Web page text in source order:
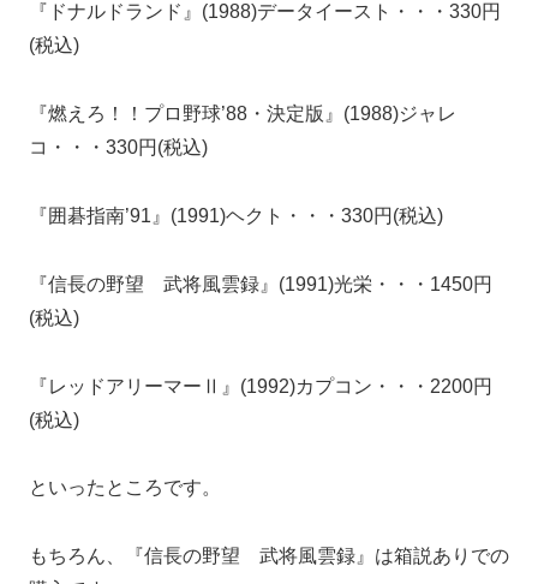
『ドナルドランド』(1988)データイースト・・・330円
(税込)
『燃えろ！！プロ野球’88・決定版』(1988)ジャレ
コ・・・330円(税込)
『囲碁指南’91』(1991)ヘクト・・・330円(税込)
『信長の野望 武将風雲録』(1991)光栄・・・1450円
(税込)
『レッドアリーマーⅡ』(1992)カプコン・・・2200円
(税込)
といったところです。
もちろん、『信長の野望 武将風雲録』は箱説ありでの